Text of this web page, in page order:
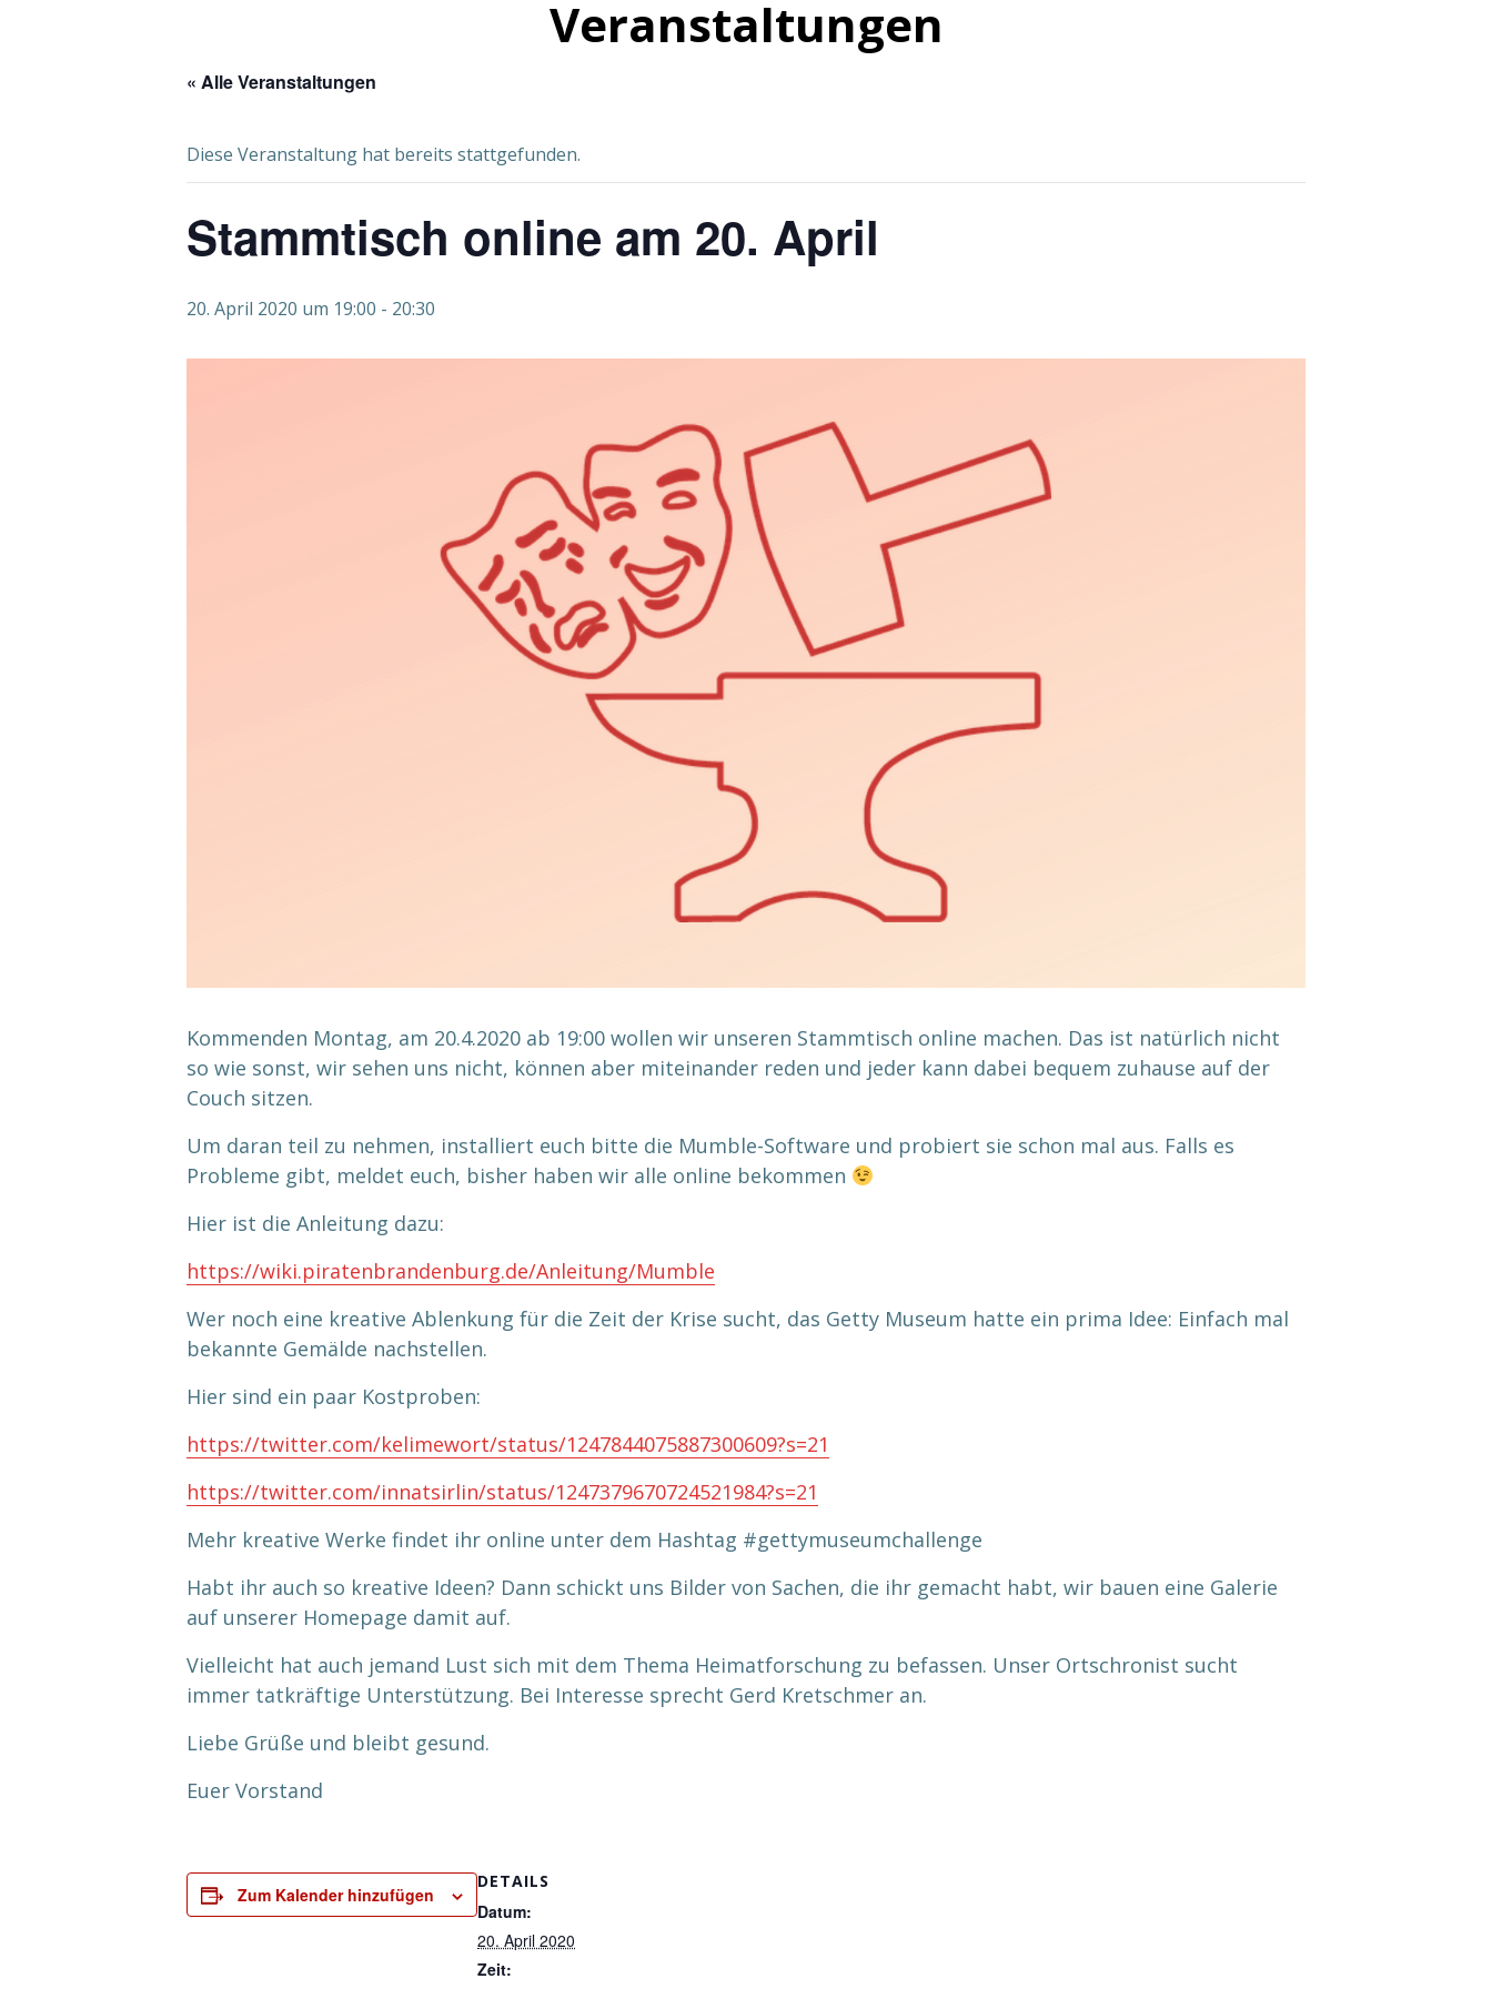
Veranstaltungen
« Alle Veranstaltungen
Diese Veranstaltung hat bereits stattgefunden.
Stammtisch online am 20. April
20. April 2020 um 19:00 - 20:30
Kommenden Montag, am 20.4.2020 ab 19:00 wollen wir unseren Stammtisch online machen. Das ist natürlich nicht
so wie sonst, wir sehen uns nicht, können aber miteinander reden und jeder kann dabei bequem zuhause auf der
Couch sitzen.
Um daran teil zu nehmen, installiert euch bitte die Mumble-Software und probiert sie schon mal aus. Falls es
Probleme gibt, meldet euch, bisher haben wir alle online bekommen
Hier ist die Anleitung dazu:
https://wiki.piratenbrandenburg.de/Anleitung/Mumble
Wer noch eine kreative Ablenkung für die Zeit der Krise sucht, das Getty Museum hatte ein prima Idee: Einfach mal
bekannte Gemälde nachstellen.
Hier sind ein paar Kostproben:
https://twitter.com/kelimewort/status/1247844075887300609?s=21
https://twitter.com/innatsirlin/status/1247379670724521984?s=21
Mehr kreative Werke findet ihr online unter dem Hashtag #gettymuseumchallenge
Habt ihr auch so kreative Ideen? Dann schickt uns Bilder von Sachen, die ihr gemacht habt, wir bauen eine Galerie
auf unserer Homepage damit auf.
Vielleicht hat auch jemand Lust sich mit dem Thema Heimatforschung zu befassen. Unser Ortschronist sucht
immer tatkräftige Unterstützung. Bei Interesse sprecht Gerd Kretschmer an.
Liebe Grüße und bleibt gesund.
Euer Vorstand
Zum Kalender hinzufügen
DETAILS
Datum:
20. April 2020
Zeit: